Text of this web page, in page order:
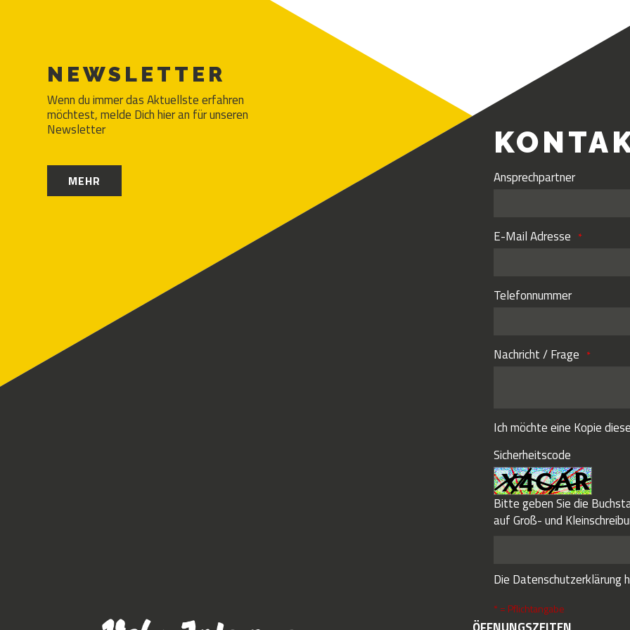
NEWSLETTER
Wenn du immer das Aktuellste erfahren
möchtest, melde Dich hier an für unseren
Newsletter
MEHR Ansprechpartner
E-Mail Adresse
Telefonnummer
Nachricht / Frage
Ich möchte eine Kopie
Sicherheitscode
Bitte geben Sie die
auf Groß- und
Die Datenschutzerklärung
* = Pflichtangabe